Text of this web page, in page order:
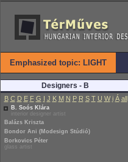
Emphasized topic: LIGHT
Designers - B
B C D E F G I J K M N P R S T U W i Á all
B. Soós Klára
interior designer artist
Balázs Kriszta
Bondor Ani (Modesign Stúdió)
Borkovics Péter
glass artist